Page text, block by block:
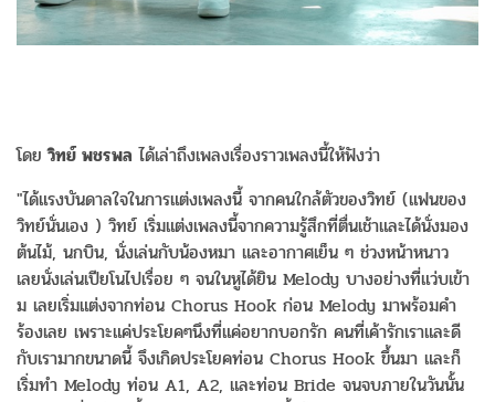
โดย วิทย์ พชรพล ได้เล่าถึงเพลงเรื่องราวเพลงนี้ให้ฟังว่า
"ได้แรงบันดาลใจในการแต่งเพลงนี้ จากคนใกล้ตัวของวิทย์ (แฟนของ
วิทย์นั่นเอง ) วิทย์ เริ่มแต่งเพลงนี้จากความรู้สึกที่ตื่นเช้าและได้นั่งมอง
ต้นไม้, นกบิน, นั่งเล่นกับน้องหมา และอากาศเย็น ๆ ช่วงหน้าหนาว
เลยนั่งเล่นเปียโนไปเรื่อย ๆ จนในหูได้ยิน Melody บางอย่างที่แว่บเข้า
ม เลยเริ่มแต่งจากท่อน Chorus Hook ก่อน Melody มาพร้อมคํา
ร้องเลย เพราะแค่ประโยคๆนึงที่แค่อยากบอกรัก คนที่เค้ารักเราและดี
กับเรามากขนาดนี้ จึงเกิดประโยคท่อน Chorus Hook ขึ้นมา และก็
เริ่มทํา Melody ท่อน A1, A2, และท่อน Bride จนจบภายในวันนั้น